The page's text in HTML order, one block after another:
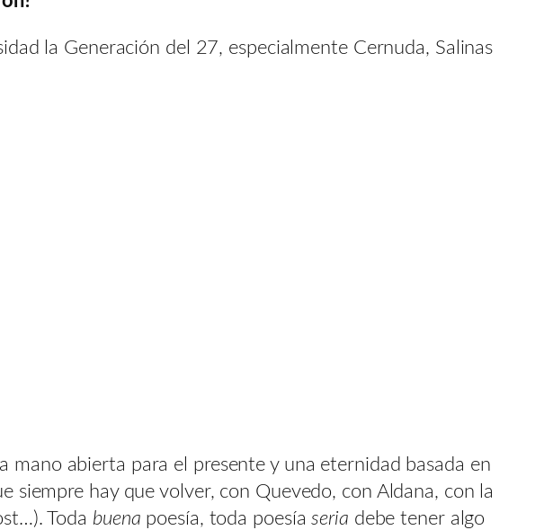
la Generación del 27, especialmente Cernuda, Salinas
abierta para el presente y una eternidad basada en
hay que volver, con Quevedo, con Aldana, con la
Toda buena poesía, toda poesíaseria debe tener algo